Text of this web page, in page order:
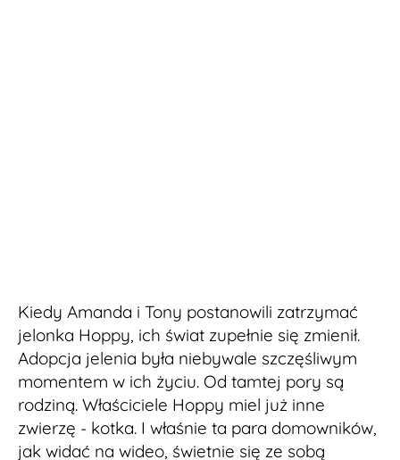
Kiedy Amanda i Tony postanowili zatrzymać
jelonka Hoppy, ich świat zupełnie się zmienił.
Adopcja jelenia była niebywale szczęśliwym
momentem w ich życiu. Od tamtej pory są
rodziną. Właściciele Hoppy miel już inne
zwierzę - kotka. I właśnie ta para domowników,
jak widać na wideo, świetnie się ze sobą